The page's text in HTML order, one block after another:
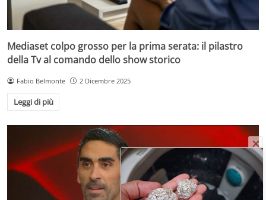
Mediaset colpo grosso per la prima serata: il pilastro
della Tv al comando dello show storico
Fabio Belmonte 2 Dicembre 2025
Leggi di più